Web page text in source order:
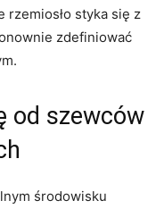
rzemiosło styka się z
zdefiniować
od szewców
środowisku